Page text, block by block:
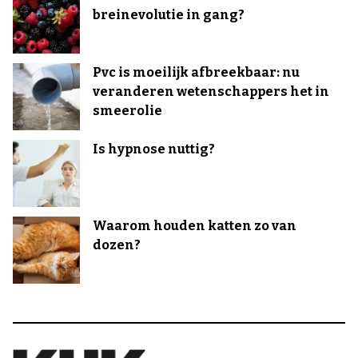
breinevolutie in gang?
Pvc is moeilijk afbreekbaar: nu
veranderen wetenschappers het in
smeerolie
Is hypnose nuttig?
Waarom houden katten zo van
dozen?